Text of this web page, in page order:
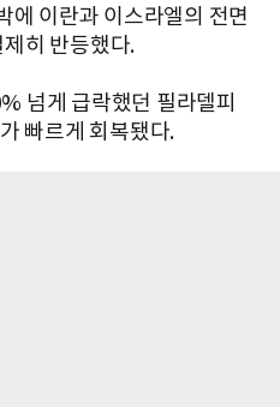
에 이란과 이스라엘의 전면
히 반등했다.
넘게 급락했던 필라델피
빠르게 회복됐다.